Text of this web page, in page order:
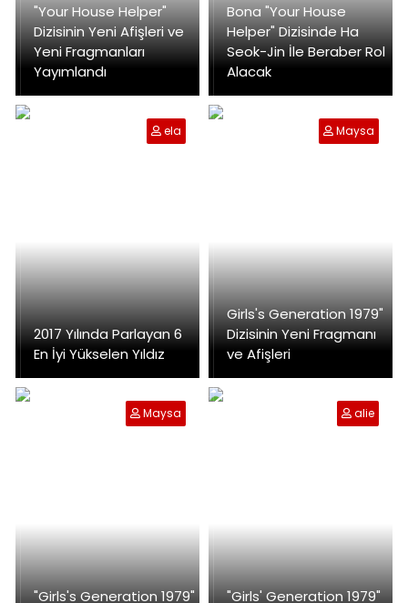
"Your House Helper"
Dizisinin Yeni Afişleri ve
Yeni Fragmanları
Yayımlandı
Bona "Your House
Helper" Dizisinde Ha
Seok-Jin İle Beraber Rol
Alacak
2017 Yılında Parlayan 6
En İyi Yükselen Yıldız
ela
Girls's Generation 1979"
Dizisinin Yeni Fragmanı
ve Afişleri
Maysa
"Girls's Generation 1979"
Maysa
"Girls' Generation 1979"
alie